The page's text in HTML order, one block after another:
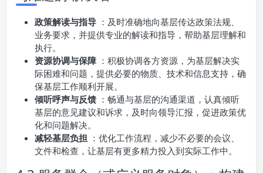
政策解读与指导 ：及时准确地向基层传达政策法规、
业务要求，并提供专业的解读和指导，帮助基层理解和
执行。
资源协调与保障 ：积极协调各方资源，为基层解决实
际困难和问题，提供必要的物质、技术和信息支持，确
保基层工作顺利开展。
倾听呼声与反馈 ：畅通与基层的沟通渠道，认真倾听
基层的意见建议和诉求，及时向领导汇报，促进政策优
化和问题解决。
减轻基层负担 ：优化工作流程，减少不必要的会议、
文件和检查，让基层有更多精力投入到实际工作中。